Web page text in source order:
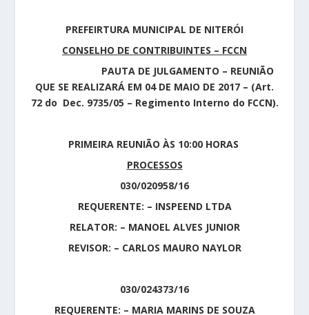
PREFEIRTURA MUNICIPAL DE NITERÓI
CONSELHO DE CONTRIBUINTES – FCCN
PAUTA DE JULGAMENTO – REUNIÃO
QUE SE REALIZARÁ EM 04 DE MAIO DE 2017 – (Art.
72 do Dec. 9735/05 – Regimento Interno do FCCN).
PRIMEIRA REUNIÃO ÀS 10:00 HORAS
PROCESSOS
030/020958/16
REQUERENTE: – INSPEEND LTDA
RELATOR: – MANOEL ALVES JUNIOR
REVISOR: – CARLOS MAURO NAYLOR
030/024373/16
REQUERENTE: – MARIA MARINS DE SOUZA